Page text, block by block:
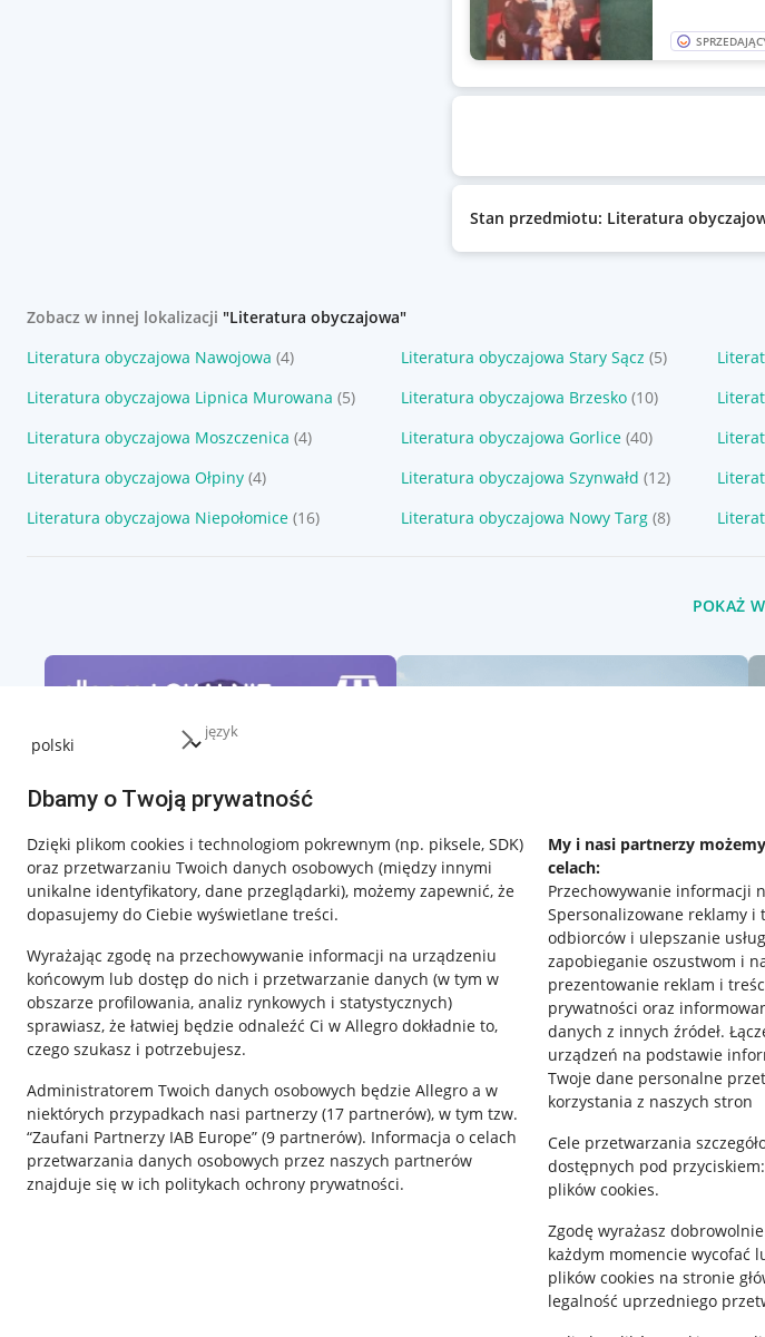
język
Dbamy o Twoją prywatność
Dzięki plikom cookies i technologiom pokrewnym (np. piksele, SDK)
oraz przetwarzaniu Twoich danych osobowych (między innymi
unikalne identyfikatory, dane przeglądarki), możemy zapewnić, że
dopasujemy do Ciebie wyświetlane treści.
Wyrażając zgodę na przechowywanie informacji na urządzeniu
końcowym lub dostęp do nich i przetwarzanie danych (w tym w
obszarze profilowania, analiz rynkowych i statystycznych)
sprawiasz, że łatwiej będzie odnaleźć Ci w Allegro dokładnie to,
czego szukasz i potrzebujesz.
Administratorem Twoich danych osobowych będzie Allegro a w
niektórych przypadkach nasi partnerzy (17 partnerów), w tym tzw.
“Zaufani Partnerzy IAB Europe” (9 partnerów). Informacja o celach
przetwarzania danych osobowych przez naszych partnerów
znajduje się w ich politykach ochrony prywatności.
My i nasi partnerzy
celach:
Przechowywanie informacji
Spersonalizowane reklamy
odbiorców i ulepszanie usług
zapobieganie oszustwom i
prezentowanie reklam i
prywatności oraz
danych z innych źródeł.
urządzeń na podstawie
Twoje dane personalne
korzystania z naszych stron
Cele przetwarzania
dostępnych pod przyciskiem:
plików cookies.
Zgodę wyrażasz
każdym momencie wycofać
plików cookies na stronie
legalność uprzedniego
Stan przedmiotu: Literatura
Zobacz w innej lokalizacji "Literatura obyczajowa"
Literatura obyczajowa Nawojowa (4) Literatura obyczajowa Stary Sącz (5)
Literatura obyczajowa Lipnica Murowana (5) Literatura obyczajowa Brzesko (10)
Literatura obyczajowa Moszczenica (4) Literatura obyczajowa Gorlice (40)
Literatura obyczajowa Ołpiny (4) Literatura obyczajowa Szynwałd (12)
Literatura obyczajowa Niepołomice (16) Literatura obyczajowa Nowy Targ (8)
POKAŻ
Przydatne informacje
Jak to działa
Napisz do nas
Allegro Gadane dla sprzedających
Regulamin
Polityka plików "cookies"
Ustawienia plików "cookies"
Udostępnianie lokalizacji
Informacje dla Aktu o Usługach Cyfrowych